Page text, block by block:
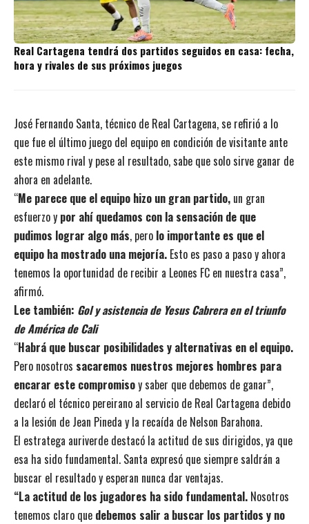
Real Cartagena tendrá dos partidos seguidos en casa: fecha,
hora y rivales de sus próximos juegos
José Fernando Santa, técnico de Real Cartagena, se refirió a lo
que fue el último juego del equipo en condición de visitante ante
este mismo rival y pese al resultado, sabe que solo sirve ganar de
ahora en adelante.
“Me parece que el equipo hizo un gran partido, un gran
esfuerzo y por ahí quedamos con la sensación de que
pudimos lograr algo más, pero lo importante es que el
equipo ha mostrado una mejoría. Esto es paso a paso y ahora
tenemos la oportunidad de recibir a Leones FC en nuestra casa”,
afirmó.
Lee también: Gol y asistencia de Yesus Cabrera en el triunfo
de América de Cali
“Habrá que buscar posibilidades y alternativas en el equipo.
Pero nosotros sacaremos nuestros mejores hombres para
encarar este compromisoy saber que debemos de ganar”,
declaró el técnico pereirano al servicio de Real Cartagena debido
a la lesión de Jean Pineda y la recaída de Nelson Barahona.
El estratega auriverde destacó la actitud de sus dirigidos, ya que
esa ha sido fundamental. Santa expresó que siempre saldrán a
buscar el resultado y esperan nunca dar ventajas.
“La actitud de los jugadores ha sido fundamental. Nosotros
tenemos claro que debemos salir a buscar los partidos y no